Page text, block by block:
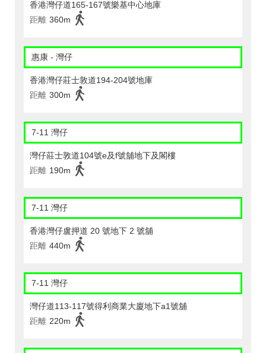
香港灣仔道165-167號樂基中心地庫
距離 360m
惠康 - 灣仔
香港灣仔莊士敦道194-204號地庫
距離 300m
7-11 灣仔
灣仔莊士敦道104號e及f號舖地下及閣樓
距離 190m
7-11 灣仔
香港灣仔盧押道 20 號地下 2 號舖
距離 440m
7-11 灣仔
灣仔道113-117號得利商業大廈地下a1號舖
距離 220m